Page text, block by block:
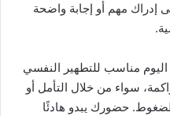
مهم أو إجابة واضحة
مناسب للتطهير النفسي
سواء من خلال التأمل أو
حضورك يبدو هادئًا